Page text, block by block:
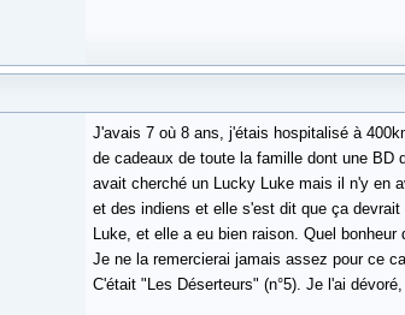
J'avais 7 où 8 ans, j'étais hospitalisé à
de cadeaux de toute la famille dont une BD
avait cherché un Lucky Luke mais il n'y en
et des indiens et elle s'est dit que ça
Luke, et elle a eu bien raison. Quel
Je ne la remercierai jamais assez pour ce
C'était "Les Déserteurs" (n°5). Je l'ai